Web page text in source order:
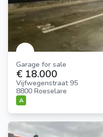
Garage for sale
€ 18.000
Vijfwegenstraat 95
8800 Roeselare
A